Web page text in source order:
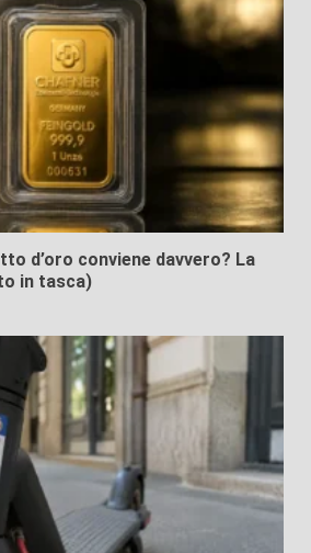
d’oro conviene davvero? La
in tasca)